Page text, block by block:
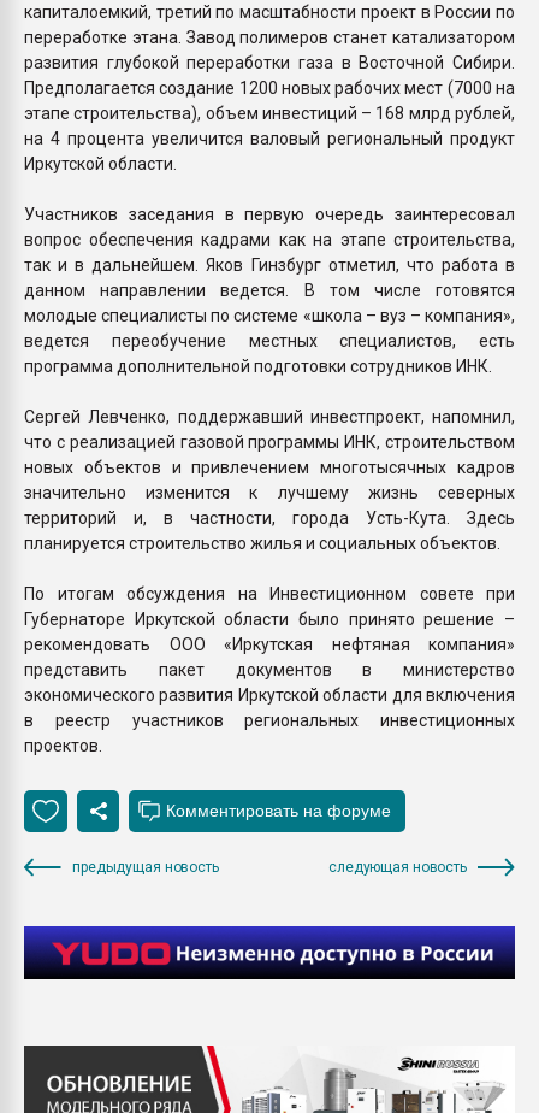
капиталоемкий, третий по масштабности проект в России по
переработке этана. Завод полимеров станет катализатором
развития глубокой переработки газа в Восточной Сибири.
Предполагается создание 1200 новых рабочих мест (7000 на
этапе строительства), объем инвестиций – 168 млрд рублей,
на 4 процента увеличится валовый региональный продукт
Иркутской области.
Участников заседания в первую очередь заинтересовал
вопрос обеспечения кадрами как на этапе строительства,
так и в дальнейшем. Яков Гинзбург отметил, что работа в
данном направлении ведется. В том числе готовятся
молодые специалисты по системе «школа – вуз – компания»,
ведется переобучение местных специалистов, есть
программа дополнительной подготовки сотрудников ИНК.
Сергей Левченко, поддержавший инвестпроект, напомнил,
что с реализацией газовой программы ИНК, строительством
новых объектов и привлечением многотысячных кадров
значительно изменится к лучшему жизнь северных
территорий и, в частности, города Усть-Кута. Здесь
планируется строительство жилья и социальных объектов.
По итогам обсуждения на Инвестиционном совете при
Губернаторе Иркутской области было принято решение –
рекомендовать ООО «Иркутская нефтяная компания»
представить пакет документов в министерство
экономического развития Иркутской области для включения
в реестр участников региональных инвестиционных
проектов.
предыдущая новость следующая новость